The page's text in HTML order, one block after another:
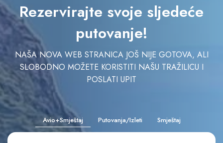
Rezervirajte svoje sljedeće
putovanje!
NAŠA NOVA WEB STRANICA JOŠ NIJE GOTOVA, ALI
SLOBODNO MOŽETE KORISTITI NAŠU TRAŽILICU I
POSLATI UPIT
Avio+Smještaj Putovanja/Izleti Smještaj